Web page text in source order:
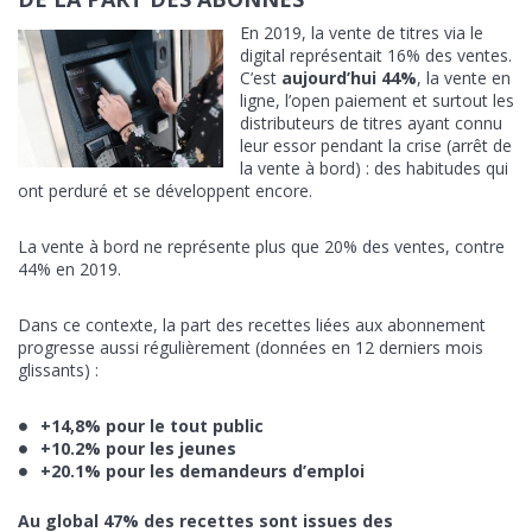
En 2019, la vente de titres via le
digital représentait 16% des ventes.
C’est aujourd’hui 44%, la vente en
ligne, l’open paiement et surtout les
distributeurs de titres ayant connu
leur essor pendant la crise (arrêt de
la vente à bord) : des habitudes qui
ont perduré et se développent encore.
La vente à bord ne représente plus que 20% des ventes, contre
44% en 2019.
Dans ce contexte, la part des recettes liées aux abonnement
progresse aussi régulièrement (données en 12 derniers mois
glissants) :
+14,8% pour le tout public
+10.2% pour les jeunes
+20.1% pour les demandeurs d’emploi
Au global 47% des recettes sont issues des